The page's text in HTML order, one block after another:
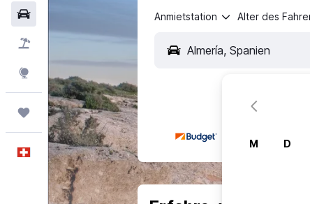
Trips
Deutsch
Anmietstation Alter des
M D